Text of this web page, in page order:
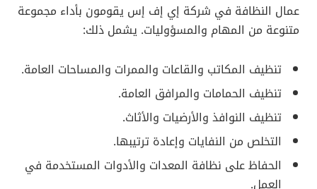
عمال النظافة في شركة إي إف إس يقومون بأداء مجموعة
متنوعة من المهام والمسؤوليات. يشمل ذلك:
تنظيف المكاتب والقاعات والممرات والمساحات العامة.
تنظيف الحمامات والمرافق العامة.
تنظيف النوافذ والأرضيات والأثاث.
التخلص من النفايات وإعادة ترتيبها.
الحفاظ على نظافة المعدات والأدوات المستخدمة في
العمل.